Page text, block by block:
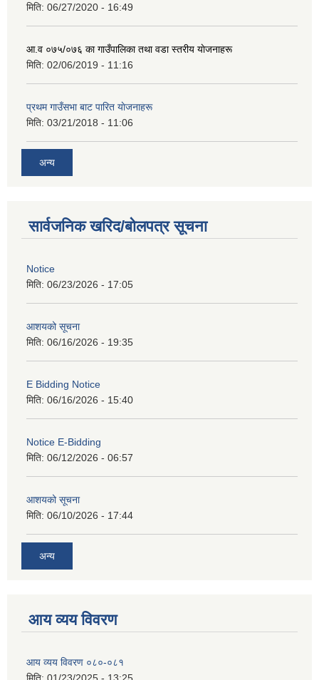
मिति: 06/27/2020 - 16:49
आ‍.व ०७५/०७६ का गाउँपालिका तथा वडा स्तरीय याेजनाहरू
मिति: 02/06/2019 - 11:16
प्रथम गाउँसभा बाट पारित याेजनाहरू
मिति: 03/21/2018 - 11:06
अन्य
सार्वजनिक खरिद/बोलपत्र सूचना
Notice
मिति: 06/23/2026 - 17:05
आशयको सूचना
मिति: 06/16/2026 - 19:35
E Bidding Notice
मिति: 06/16/2026 - 15:40
Notice E-Bidding
मिति: 06/12/2026 - 06:57
आशयको सूचना
मिति: 06/10/2026 - 17:44
अन्य
आय व्यय विवरण
आय व्यय विवरण ०८०-०८१
मिति: 01/23/2025 - 13:25